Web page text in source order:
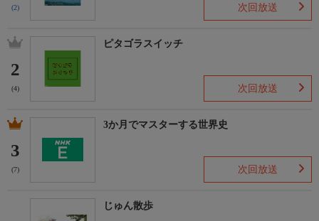
(2) 次回放送
2
(4)
ピタゴラスイッチ
次回放送
3
(7)
3か月でマスターする世界史
次回放送
じゅん散歩